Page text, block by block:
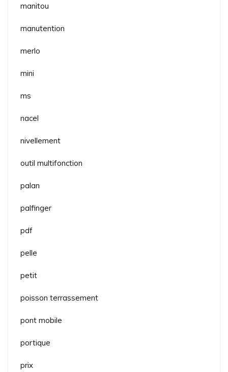
manitou
manutention
merlo
mini
ms
nacel
nivellement
outil multifonction
palan
palfinger
pdf
pelle
petit
poisson terrassement
pont mobile
portique
prix